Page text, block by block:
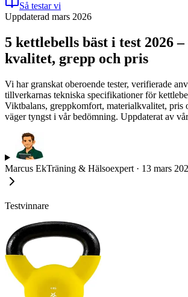
Så testar vi
Uppdaterad mars 2026
5 kettlebells bäst i test 2026
kvalitet, grepp och pris
Vi har granskat oberoende tester, verifierade
tillverkarnas tekniska specifikationer för
Viktbalans, greppkomfort, materialkvalitet, pris
väger tyngst i vår bedömning. Uppdaterat av
Marcus EkTräning & Hälsoexpert · 13 mars
Testvinnare